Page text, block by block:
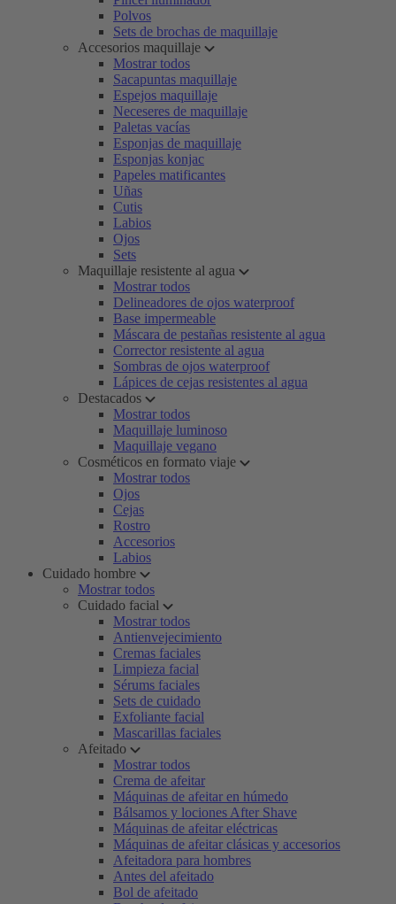
Polvos
Sets de brochas de maquillaje
Accesorios maquillaje
Mostrar todos
Sacapuntas maquillaje
Espejos maquillaje
Neceseres de maquillaje
Paletas vacías
Esponjas de maquillaje
Esponjas konjac
Papeles matificantes
Uñas
Cutis
Labios
Ojos
Sets
Maquillaje resistente al agua
Mostrar todos
Delineadores de ojos waterproof
Base impermeable
Máscara de pestañas resistente al agua
Corrector resistente al agua
Sombras de ojos waterproof
Lápices de cejas resistentes al agua
Destacados
Mostrar todos
Maquillaje luminoso
Maquillaje vegano
Cosméticos en formato viaje
Mostrar todos
Ojos
Cejas
Rostro
Accesorios
Labios
Cuidado hombre
Mostrar todos
Cuidado facial
Mostrar todos
Antienvejecimiento
Cremas faciales
Limpieza facial
Sérums faciales
Sets de cuidado
Exfoliante facial
Mascarillas faciales
Afeitado
Mostrar todos
Crema de afeitar
Máquinas de afeitar en húmedo
Bálsamos y lociones After Shave
Máquinas de afeitar eléctricas
Máquinas de afeitar clásicas y accesorios
Afeitadora para hombres
Antes del afeitado
Bol de afeitado